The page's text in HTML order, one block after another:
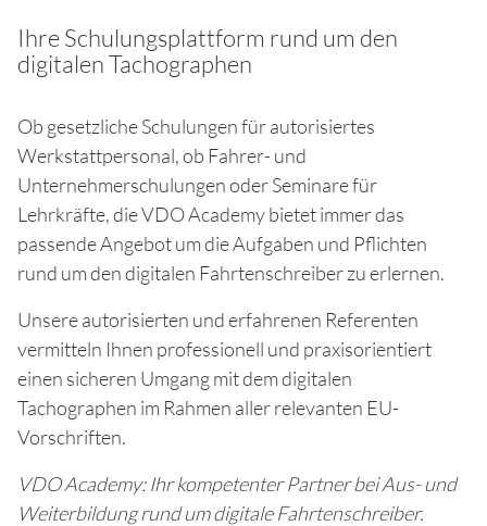
Ihre Schulungsplattform rund um den
digitalen Tachographen
Ob gesetzliche Schulungen für autorisiertes
Werkstattpersonal, ob Fahrer- und
Unternehmerschulungen oder Seminare für
Lehrkräfte, die VDO Academy bietet immer das
passende Angebot um die Aufgaben und Pflichten
rund um den digitalen Fahrtenschreiber zu erlernen.
Unsere autorisierten und erfahrenen Referenten
vermitteln Ihnen professionell und praxisorientiert
einen sicheren Umgang mit dem digitalen
Tachographen im Rahmen aller relevanten EU-
Vorschriften.
VDO Academy: Ihr kompetenter Partner bei Aus- und
Weiterbildung rund um digitale Fahrtenschreiber.